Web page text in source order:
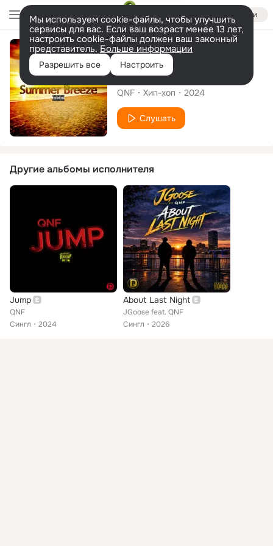
Войти
Мы используем cookie-файлы, чтобы улучшить
сервисы для вас. Если ваш возраст менее 13 лет,
настроить cookie-файлы должен ваш законный
представитель. Больше информации
Разрешить все Настроить
Сингл
Summer Breeze
QNF Хип-хоп 2024
Слушать
Другие альбомы исполнителя
Jump
QNF
Сингл
2024
About Last Night
JGoose feat. QNF
Сингл
2026